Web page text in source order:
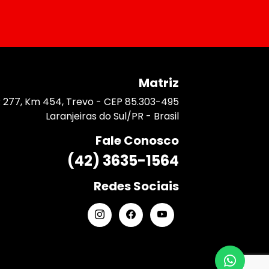
Matriz
277, Km 454, Trevo - CEP 85.303-495
Laranjeiras do Sul/PR - Brasil
Fale Conosco
(42) 3635-1564
Redes Sociais